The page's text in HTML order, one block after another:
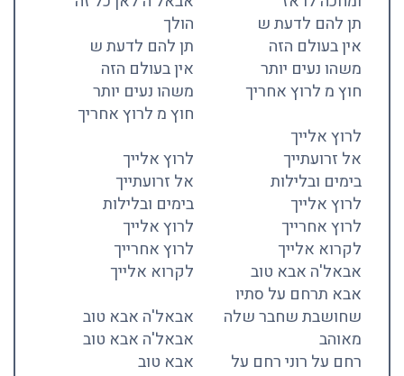
תן להם לדעת ש
אין בעולם הזה
משהו נעים יותר
חוץ מ לרוץ אחריך
לרוץ אלייך
אל זרועתייך
בימים ובלילות
לרוץ אלייך
לרוץ אחרייך
לקרוא אלייך
אבאל'ה אבא טוב
אבא תרחם על סתיו
שחושבת שחבר שלה
מאוהב
רחם על רוני רחם על
הולך
תן להם לדעת ש
אין בעולם הזה
משהו נעים יותר
חוץ מ לרוץ אחריך
לרוץ אלייך
אל זרועתייך
בימים ובלילות
לרוץ אלייך
לרוץ אחרייך
לקרוא אלייך
אבאל'ה אבא טוב
אבאל'ה אבא טוב
אבא טוב